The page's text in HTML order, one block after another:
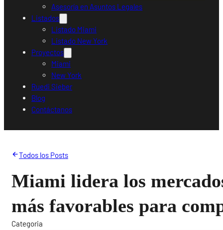
Asesoría en Asuntos Legales
Listados
Listado Miami
Listado New York
Proyectos
Miami
New York
Ruedi Sieber
Blog
Contáctanos
Todos los Posts
Miami lidera los
más favorables para
Categoria